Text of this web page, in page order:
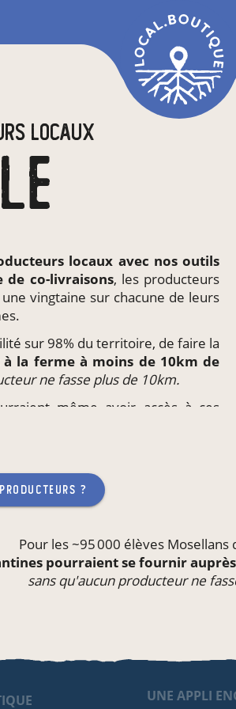
LOCAUX
locaux avec nos outils
de co-livraisons, les producteurs
vingtaine sur chacune de leurs
sur 98% du territoire, de faire la
la ferme à moins de 10km de
ne fasse plus de 10km.
même avoir accès à ces
?
Pour les ~95 000 élèves Mosellans
pourraient se fournir
sans qu'aucun producteur ne
UNE APPLI